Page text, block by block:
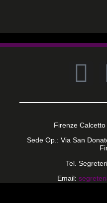
Firenze
Sede Op.: Via San
Tel.
Email: